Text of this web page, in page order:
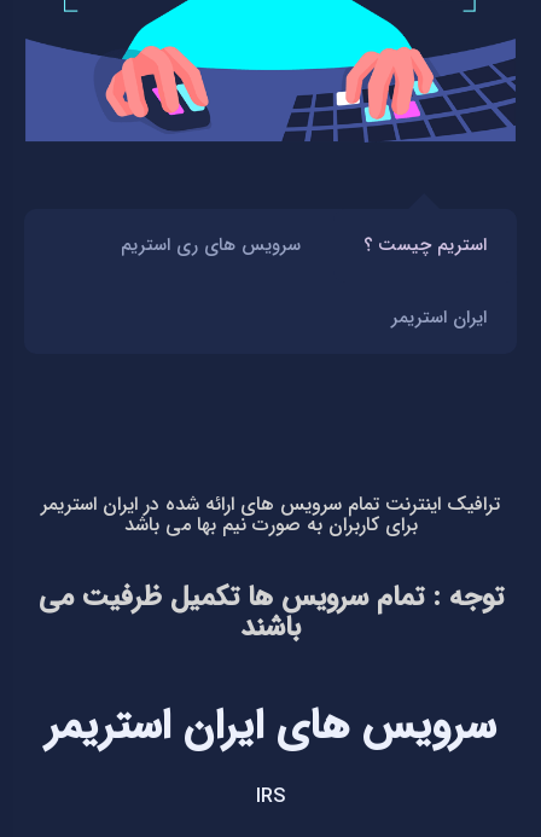
استریم چیست ؟ سرویس های ری استریم
ایران استریمر
ترافیک اینترنت تمام سرویس های ارائه شده در ایران استریمر
برای کاربران به صورت نیم بها می باشد
توجه : تمام سرویس ها تکمیل ظرفیت می
باشند
سرویس های ایران استریمر
IRS